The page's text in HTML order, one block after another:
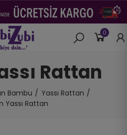
0
Rattan
Bambu
Yassı Rattan
Yassı Rattan